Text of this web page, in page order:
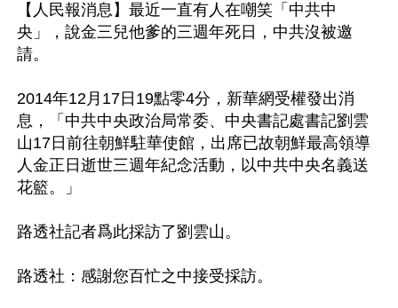
【人民報消息】最近一直有人在嘲笑「中共中
央」，說金三兒他爹的三週年死日，中共沒被邀
請。
2014年12月17日19點零4分，新華網受權發出消
息，「中共中央政治局常委、中央書記處書記劉雲
山17日前往朝鮮駐華使館，出席已故朝鮮最高領導
人金正日逝世三週年紀念活動，以中共中央名義送
花籃。」
路透社記者爲此採訪了劉雲山。
路透社：感謝您百忙之中接受採訪。